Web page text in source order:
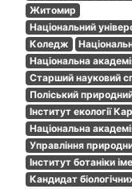
Житомир
Національний
Коледж
Національна
Старший науковий
Поліський
Інститут екології
Національна
Управління
Інститут ботаніки
Кандидат